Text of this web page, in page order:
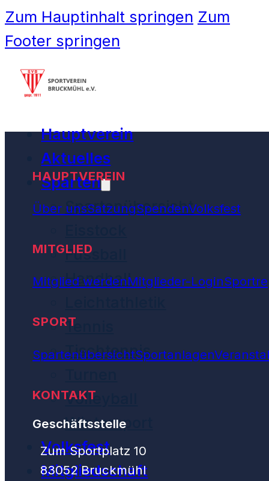
Zum Hauptinhalt springen Zum
Footer springen
Hauptverein
Aktuelles
Sparten
Spartenübersicht
Fussball
Handball
Tennis
Tischtennis
Volleyball
Wintersport
Volksfest
Mitgliedschaft
HAUPTVEREIN
Über unsSatzungSpendenVolksfest
MITGLIED
Mitglied werdenMitglieder-Login
SPORT
SpartenübersichtSportanlagen
KONTAKT
Geschäftsstelle
Zum Sportplatz 10
83052 Bruckmühl